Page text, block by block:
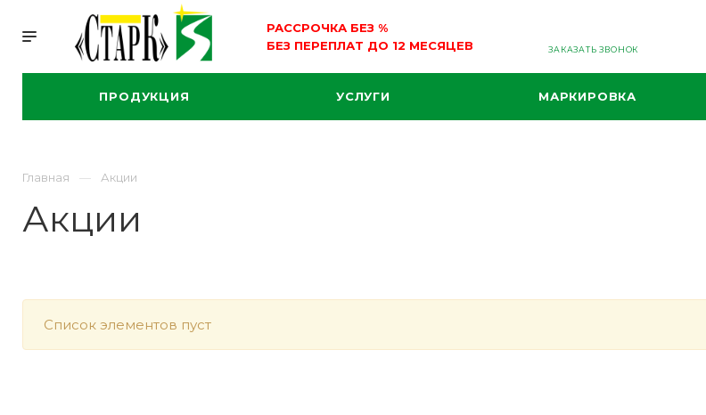
РАССРОЧКА БЕЗ %
БЕЗ ПЕРЕПЛАТ ДО 12 МЕСЯЦЕВ
ЗАКАЗАТЬ ЗВОНОК
ПРОДУКЦИЯ УСЛУГИ МАРКИРОВКА
Главная Акции
Акции
Список элементов пуст